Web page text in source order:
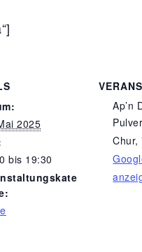
2025
bis 19:30
Ap’n
Chur,